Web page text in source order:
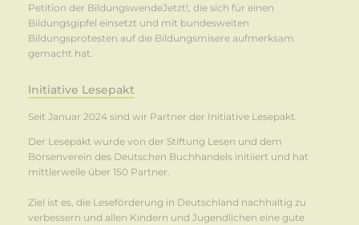
Petition der BildungswendeJetzt!, die sich für einen
Bildungsgipfel einsetzt und mit bundesweiten
Bildungsprotesten auf die Bildungsmisere aufmerksam
gemacht hat.
Initiative Lesepakt
Seit Januar 2024 sind wir Partner der Initiative Lesepakt.
Der Lesepakt wurde von der Stiftung Lesen und dem
Börsenverein des Deutschen Buchhandels initiiert und hat
mittlerweile über 150 Partner.
Ziel ist es, die Leseförderung in Deutschland nachhaltig zu
verbessern und allen Kindern und Jugendlichen eine gute